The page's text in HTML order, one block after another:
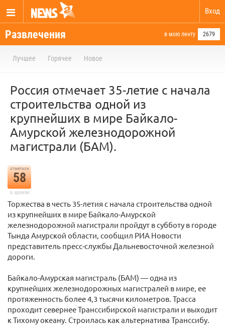
Вход
Развлечения в мою ленту 2679
Лучшее Горячее Новое
Россия отмечает 35-летие с начала
строительства одной из
крупнейших в мире Байкало-
Амурской железнодорожной
магистрали (БАМ).
отметили
58
в архиве
Торжества в честь 35-летия с начала строительства одной
из крупнейших в мире Байкало-Амурской
железнодорожной магистрали пройдут в субботу в городе
Тында Амурской области, сообщил РИА Новости
представитель пресс-службы Дальневосточной железной
дороги.
Байкало-Амурская магистраль (БАМ) — одна из
крупнейших железнодорожных магистралей в мире, ее
протяженность более 4,3 тысячи километров. Трасса
проходит севернее Транссибирской магистрали и выходит
к Тихому океану. Строилась как альтернатива Транссибу.